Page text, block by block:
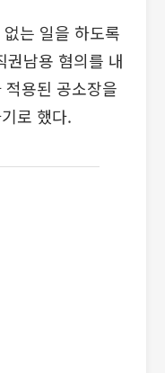
는 일을 하도록
남용 혐의를 내
용된 공소장을
로 했다.